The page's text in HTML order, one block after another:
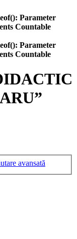
Parameter
Countable
Parameter
Countable
avansată